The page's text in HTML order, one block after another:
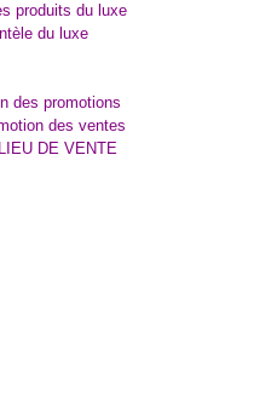
produits du luxe
du luxe
des promotions
des ventes
DE VENTE